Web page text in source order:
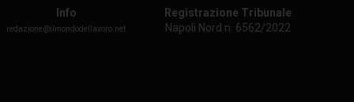
Info
redazione@ilmondodellavoro.net
Registrazione Tribunale
Napoli Nord n. 6562/2022